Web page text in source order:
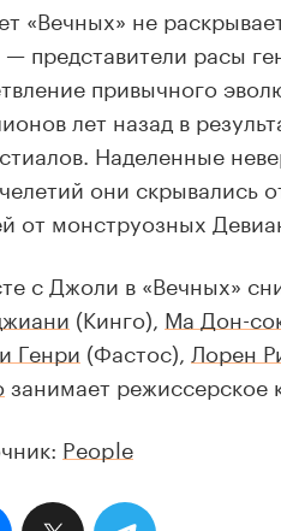
«Вечных» не
представители расы
привычного
лет назад в
Наделенные
они скрывались
от монструозных
с Джоли в «Вечных»
(Кинго), Ма Дон-
Генри (Фастос), Лорен
занимает режиссерское
People